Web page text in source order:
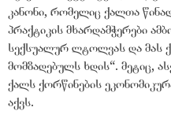
კანონი, რომელიც ქალთა
პრაქტიკის მხარდამჭერები
სექსუალურ ლტოლვას და მას
მომზადებულს ხდის“. მეტიც,
ქალს ქორწინების
აქვს.